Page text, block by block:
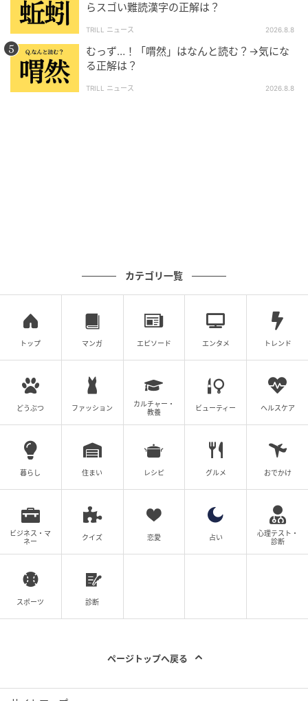
らスゴい難読漢字の正解は？
TRILL ニュース 2026.8.8
むっず…！「喟然」はなんと読む？→気にな
る正解は？
TRILL ニュース 2026.8.8
カテゴリ一覧
トップ マンガ エピソード エンタメ トレンド
どうぶつ ファッション
カルチャー・
教養
ビューティー ヘルスケア
暮らし 住まい レシピ グルメ おでかけ
ビジネス・マ
ネー
クイズ 恋愛 占い
心理テスト・
診断
スポーツ 診断
ページトップへ戻る